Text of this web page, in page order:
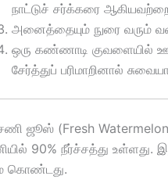
நாட்டுச் சர்க்கரை
அனைத்தையும் நுரை வரும்
ஒரு கண்ணாடி குவளையில்
சேர்த்துப் பரிமாறினால்
ஜூஸ் (Fresh
90% நீர்ச்சத்து உள்ளது.
கொண்டது.